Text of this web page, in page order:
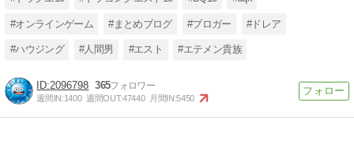
#オンラインゲーム #まとめブログ #ブロガー #ドレア
#ハウジング #人間男 #エスト #エテメン貴族
2096798 365
週間IN:1400 週間OUT:47440 月間IN:5450